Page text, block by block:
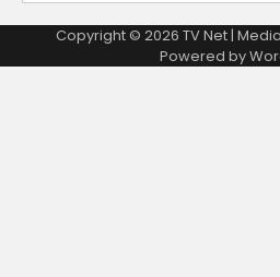
Copyright © 2026 TV Net|
Powered by